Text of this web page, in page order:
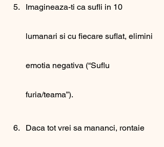
Imagineaza-ti ca sufli in 10
lumanari si cu fiecare suflat, elimini
emotia negativa (“Suflu
furia/teama”).
Daca tot vrei sa mananci, rontaie